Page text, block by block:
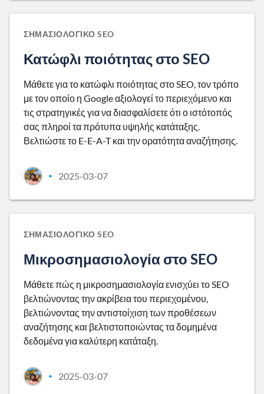
ΣΗΜΑΣΙΟΛΟΓΙΚΌ SEO
Κατώφλι ποιότητας στο SEO
Μάθετε για το κατώφλι ποιότητας στο SEO, τον τρόπο
με τον οποίο η Google αξιολογεί το περιεχόμενο και
τις στρατηγικές για να διασφαλίσετε ότι ο ιστότοπός
σας πληροί τα πρότυπα υψηλής κατάταξης.
Βελτιώστε το E-E-A-T και την ορατότητα αναζήτησης.
• 2025-03-07
ΣΗΜΑΣΙΟΛΟΓΙΚΌ SEO
Μικροσημασιολογία στο SEO
Μάθετε πώς η μικροσημασιολογία ενισχύει το SEO
βελτιώνοντας την ακρίβεια του περιεχομένου,
βελτιώνοντας την αντιστοίχιση των προθέσεων
αναζήτησης και βελτιστοποιώντας τα δομημένα
δεδομένα για καλύτερη κατάταξη.
• 2025-03-07